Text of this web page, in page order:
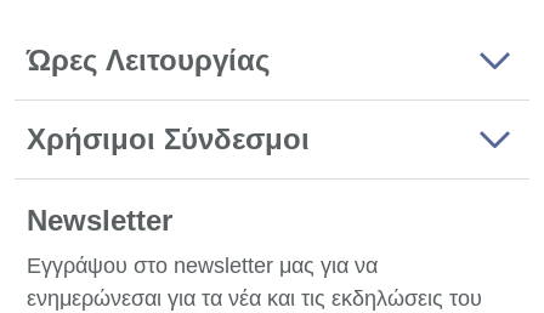
Ώρες Λειτουργίας
Χρήσιμοι Σύνδεσμοι
Newsletter
Εγγράψου στο newsletter μας για να
ενημερώνεσαι για τα νέα και τις εκδηλώσεις του